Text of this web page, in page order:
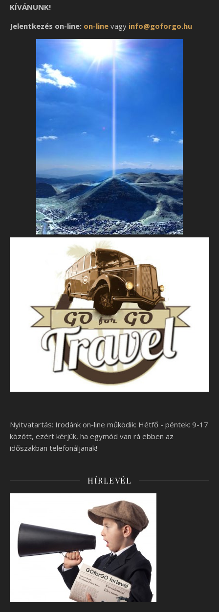
KÍVÁNUNK!
Jelentkezés on-line: on-line vagy info@goforgo.hu
Nyitvatartás: Irodánk on-line működik: Hétfő - péntek: 9-17
között, ezért kérjük, ha egymód van rá ebben az
időszakban telefonáljanak!
HÍRLEVÉL